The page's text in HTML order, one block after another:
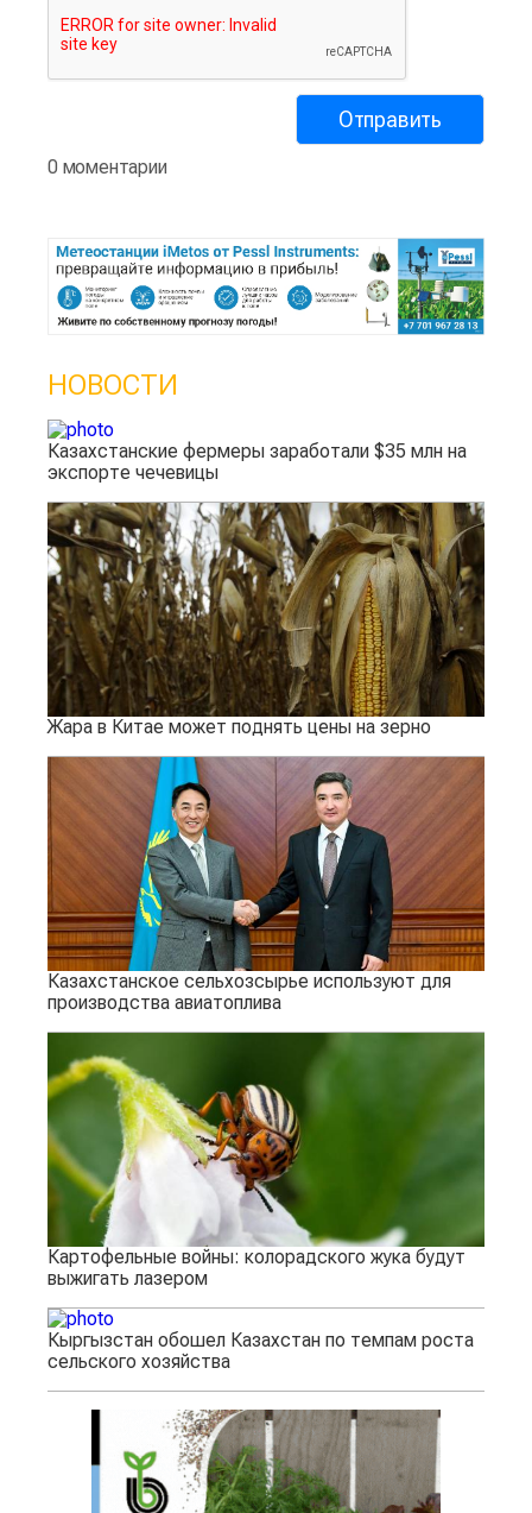
0 моментарии
НОВОСТИ
Казахстанские фермеры заработали $35 млн на
экспорте чечевицы
Жара в Китае может поднять цены на зерно
Казахстанское сельхозсырье используют для
производства авиатоплива
Картофельные войны: колорадского жука будут
выжигать лазером
Кыргызстан обошел Казахстан по темпам роста
сельского хозяйства